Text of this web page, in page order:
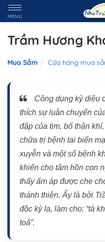
MENU
Trầm Hương
Mua Sắm Cửa hàng mua
Công dụng kỳ diệu
thích sự luân chuyển
đập của tim, bổ thận
chữa trị bệnh tai biến
xuyễn và một số bệnh
khiến cho tâm hồn con
thấy ấm áp được che
thánh thiện. Ấy là bởi
độc kỳ lạ, làm cho: “tà
toả”.